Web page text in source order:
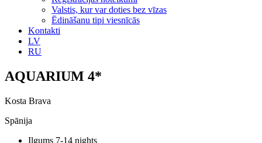
Valstis, kur var doties bez vīzas
Ēdināšanu tipi viesnīcās
Kontakti
LV
RU
AQUARIUM 4*
Kosta Brava
Spānija
Ilgums 7-14 nights